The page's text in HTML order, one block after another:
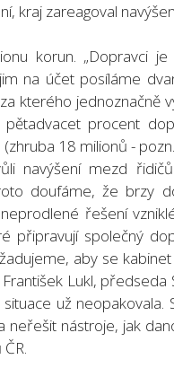
kraj zareagoval
korun. „Dopravci
na účet posíláme
kterého jednoznačně
procent
18 milionů -
navýšení mezd
doufáme, že brzy
řešení
připravují společný
aby se
Lukl, předseda
už neopakovala.
nástroje, jak